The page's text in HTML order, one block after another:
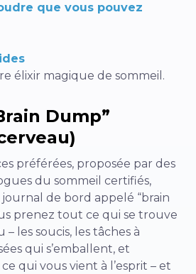
que vous pouvez
élixir magique de sommeil.
Dump”
préférées, proposée par des
du sommeil certifiés,
de bord appelé “brain
prenez tout ce qui se trouve
les soucis, les tâches à
qui s’emballent, et
qui vous vient à l’esprit – et